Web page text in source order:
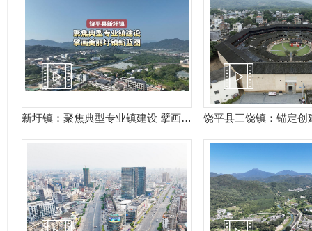
新圩镇：聚焦典型专业镇建设 擘画美丽圩镇新蓝图